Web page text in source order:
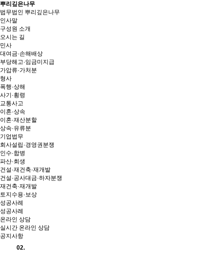
뿌리깊은나무
법무법인 뿌리깊은나무
인사말
구성원 소개
오시는 길
민사
대여금·손해배상
부당해고·임금미지급
가압류·가처분
형사
폭행·상해
사기·횡령
교통사고
이혼·상속
이혼·재산분할
상속·유류분
기업법무
회사설립·경영권분쟁
인수·합병
파산·회생
건설·재건축·재개발
건설·공사대금·하자분쟁
재건축·재개발
토지수용·보상
성공사례
성공사례
온라인 상담
실시간 온라인 상담
공지사항
02.